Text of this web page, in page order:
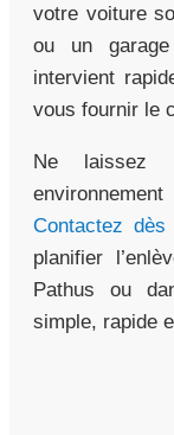
votre voiture
ou un
intervient
vous fournir le
Ne laissez
Contactez dès
planifier
Pathus ou
simple, rapide